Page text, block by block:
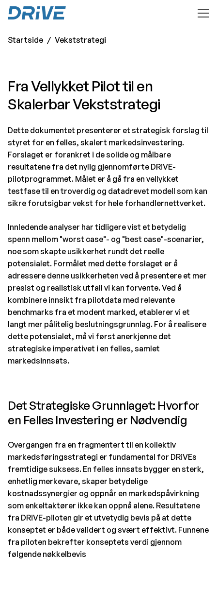
hovedinnhold
Startside Vekststrategi
Fra Vellykket Pilot til en
Skalerbar Vekststrategi
Dette dokumentet presenterer et strategisk forslag til
styret for en felles, skalert markedsinvestering.
Forslaget er forankret i de solide og målbare
resultatene fra det nylig gjennomførte DRiVE-
pilotprogrammet. Målet er å gå fra en vellykket
testfase til en troverdig og datadrevet modell som kan
sikre forutsigbar vekst for hele forhandlernettverket.
Innledende analyser har tidligere vist et betydelig
spenn mellom "worst case"- og "best case"-scenarier,
noe som skapte usikkerhet rundt det reelle
potensialet. Formålet med dette forslaget er å
adressere denne usikkerheten ved å presentere et mer
presist og realistisk utfall vi kan forvente. Ved å
kombinere innsikt fra pilotdata med relevante
benchmarks fra et modent marked, etablerer vi et
langt mer pålitelig beslutningsgrunnlag. For å realisere
dette potensialet, må vi først anerkjenne det
strategiske imperativet i en felles, samlet
markedsinnsats.
Det Strategiske Grunnlaget: Hvorfor
en Felles Investering er Nødvendig
Overgangen fra en fragmentert til en kollektiv
markedsføringsstrategi er fundamental for DRiVEs
fremtidige suksess. En felles innsats bygger en sterk,
enhetlig merkevare, skaper betydelige
kostnadssynergier og oppnår en markedspåvirkning
som enkeltaktører ikke kan oppnå alene. Resultatene
fra DRiVE-piloten gir et utvetydig bevis på at dette
konseptet er både validert og svært effektivt. Funnene
fra piloten bekrefter konseptets verdi gjennom
følgende nøkkelbevis